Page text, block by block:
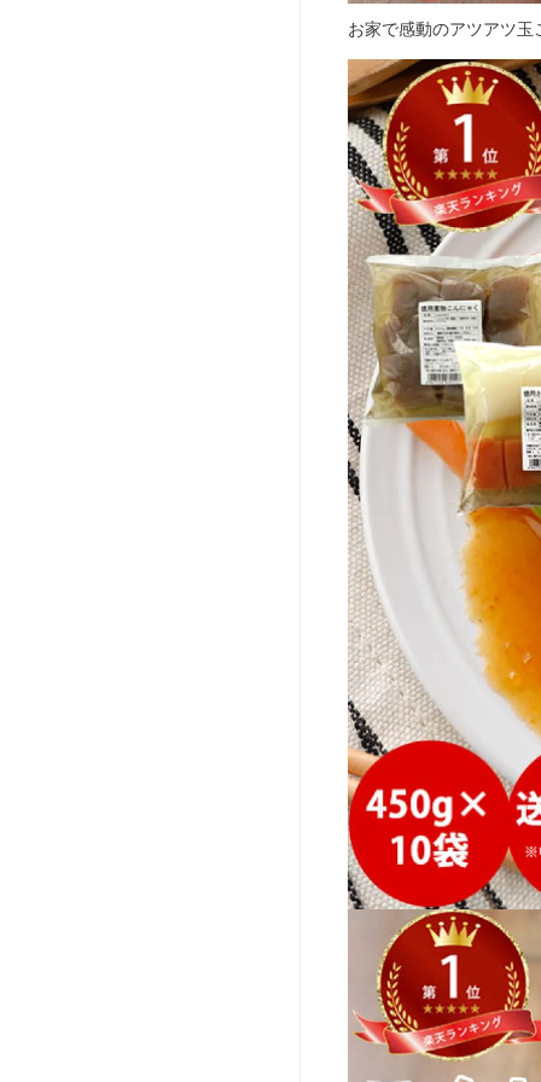
お家で感動のアツアツ玉